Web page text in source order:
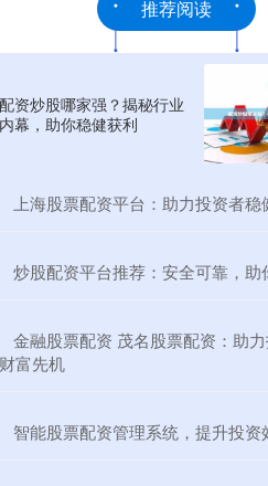
推荐阅读
配资炒股哪家强？揭秘行业
内幕，助你稳健获利
上海股票配资平台：助力投资者稳
炒股配资平台推荐：安全可靠，助
金融股票配资 茂名股票配资：助
财富先机
智能股票配资管理系统，提升投资